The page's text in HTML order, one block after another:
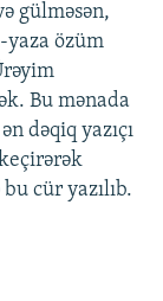
gülməsən,
yaza özüm
Bu mənada
dəqiq yazıçı
cür yazılıb.